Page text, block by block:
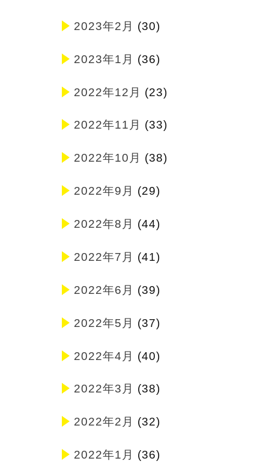
2023年2月 (30)
2023年1月 (36)
2022年12月 (23)
2022年11月 (33)
2022年10月 (38)
2022年9月 (29)
2022年8月 (44)
2022年7月 (41)
2022年6月 (39)
2022年5月 (37)
2022年4月 (40)
2022年3月 (38)
2022年2月 (32)
2022年1月 (36)